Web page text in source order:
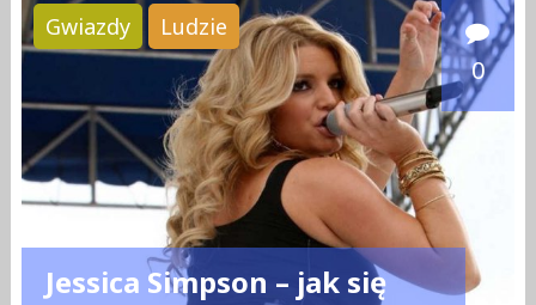
e
t
o
s
z
u
Gwiazdy Ludzie
0
Jessica Simpson – jak się